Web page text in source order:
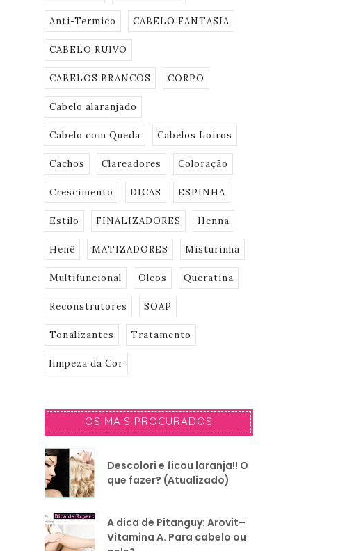
Anti-Termico CABELO FANTASIA
CABELO RUIVO
CABELOS BRANCOS CORPO
Cabelo alaranjado
Cabelo com Queda Cabelos Loiros
Cachos Clareadores Coloração
Crescimento DICAS ESPINHA
Estilo FINALIZADORES Henna
Henê MATIZADORES Misturinha
Multifuncional Oleos Queratina
Reconstrutores SOAP
Tonalizantes Tratamento
limpeza da Cor
OS MAIS PROCURADOS
Descolori e ficou laranja!! O
que fazer? (Atualizado)
A dica de Pitanguy: Arovit–
Vitamina A. Para cabelo ou